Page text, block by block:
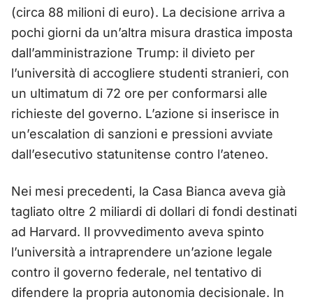
(circa 88 milioni di euro). La decisione arriva a
pochi giorni da un’altra misura drastica imposta
dall’amministrazione Trump: il divieto per
l’università di accogliere studenti stranieri, con
un ultimatum di 72 ore per conformarsi alle
richieste del governo. L’azione si inserisce in
un’escalation di sanzioni e pressioni avviate
dall’esecutivo statunitense contro l’ateneo.
Nei mesi precedenti, la Casa Bianca aveva già
tagliato oltre 2 miliardi di dollari di fondi destinati
ad Harvard. Il provvedimento aveva spinto
l’università a intraprendere un’azione legale
contro il governo federale, nel tentativo di
difendere la propria autonomia decisionale. In